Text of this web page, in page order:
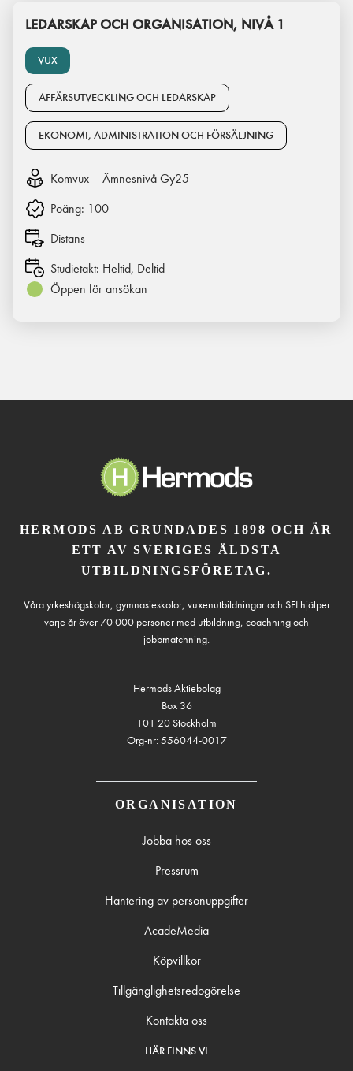
VUX
LEDARSKAP OCH ORGANISATION, NIVÅ 1
AFFÄRSUTVECKLING OCH LEDARSKAP
EKONOMI, ADMINISTRATION OCH FÖRSÄLJNING
Komvux – Ämnesnivå Gy25
Poäng: 100
Distans
Studietakt: Heltid, Deltid
Öppen för ansökan
HERMODS AB GRUNDADES 1898 OCH ÄR
ETT AV SVERIGES ÄLDSTA
UTBILDNINGSFÖRETAG.
Våra yrkeshögskolor, gymnasieskolor, vuxenutbildningar och SFI hjälper
varje år över 70 000 personer med utbildning, coachning och
jobbmatchning.
Hermods Aktiebolag
Box 36
101 20 Stockholm
Org-nr: 556044-0017
ORGANISATION
Jobba hos oss
Pressrum
Hantering av personuppgifter
AcadeMedia
Köpvillkor
Tillgänglighetsredogörelse
Kontakta oss
HÄR FINNS VI